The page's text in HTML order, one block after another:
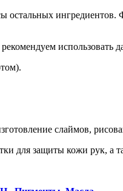
использовать
слаймов,
для защиты кожи рук, а